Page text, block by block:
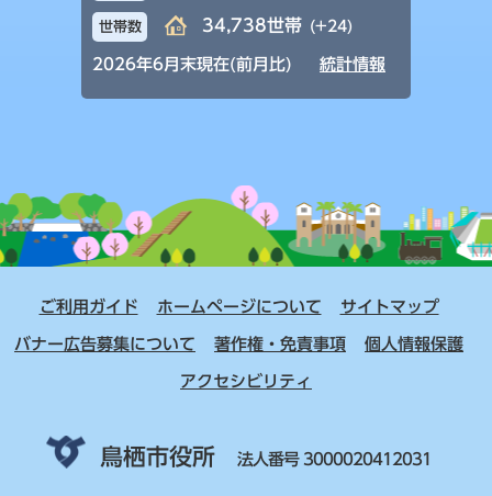
世帯数 34,738世帯 (+24)
2026年6月末現在(前月比) 統計情報
ご利用ガイド ホームページについて サイトマップ
バナー広告募集について 著作権・免責事項 個人情報保護
アクセシビリティ
鳥栖市役所 法人番号 3000020412031